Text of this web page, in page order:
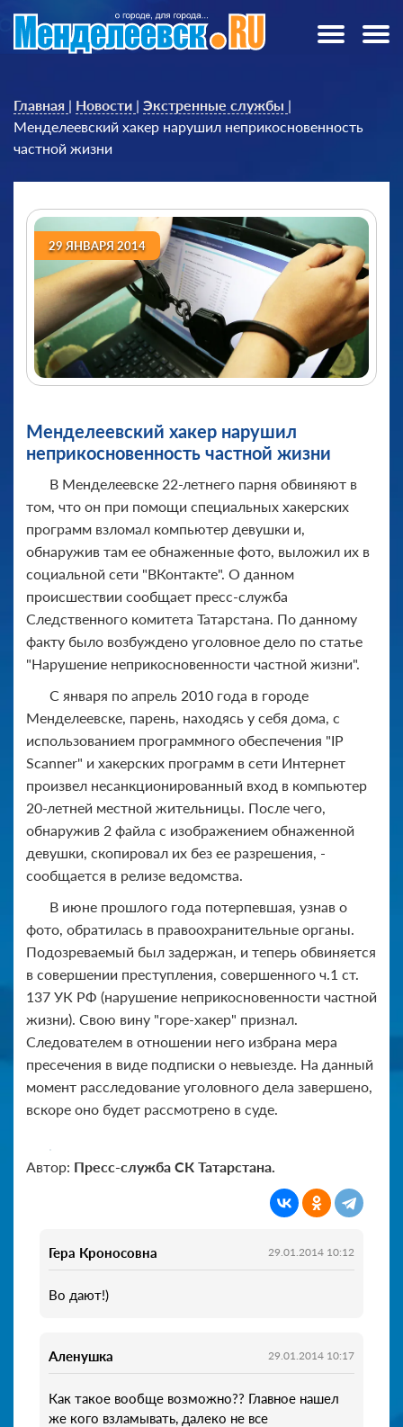
Главная | Новости | Экстренные службы |
Менделеевский хакер нарушил неприкосновенность
частной жизни
29 ЯНВАРЯ 2014
Менделеевский хакер нарушил
неприкосновенность частной жизни
В Менделеевске 22-летнего парня обвиняют в
том, что он при помощи специальных хакерских
программ взломал компьютер девушки и,
обнаружив там ее обнаженные фото, выложил их в
социальной сети "ВКонтакте". О данном
происшествии сообщает пресс-служба
Следственного комитета Татарстана. По данному
факту было возбуждено уголовное дело по статье
"Нарушение неприкосновенности частной жизни".
С января по апрель 2010 года в городе
Менделеевске, парень, находясь у себя дома, с
использованием программного обеспечения "IP
Scanner" и хакерских программ в сети Интернет
произвел несанкционированный вход в компьютер
20-летней местной жительницы. После чего,
обнаружив 2 файла с изображением обнаженной
девушки, скопировал их без ее разрешения, -
сообщается в релизе ведомства.
В июне прошлого года потерпевшая, узнав о
фото, обратилась в правоохранительные органы.
Подозреваемый был задержан, и теперь обвиняется
в совершении преступления, совершенного ч.1 ст.
137 УК РФ (нарушение неприкосновенности частной
жизни). Свою вину "горе-хакер" признал.
Следователем в отношении него избрана мера
пресечения в виде подписки о невыезде. На данный
момент расследование уголовного дела завершено,
вскоре оно будет рассмотрено в суде.
Автор: Пресс-служба СК Татарстана.
Гера Кроносовна 29.01.2014 10:12
Во дают!)
Аленушка 29.01.2014 10:17
Как такое вообще возможно?? Главное нашел
же кого взламывать, далеко не все